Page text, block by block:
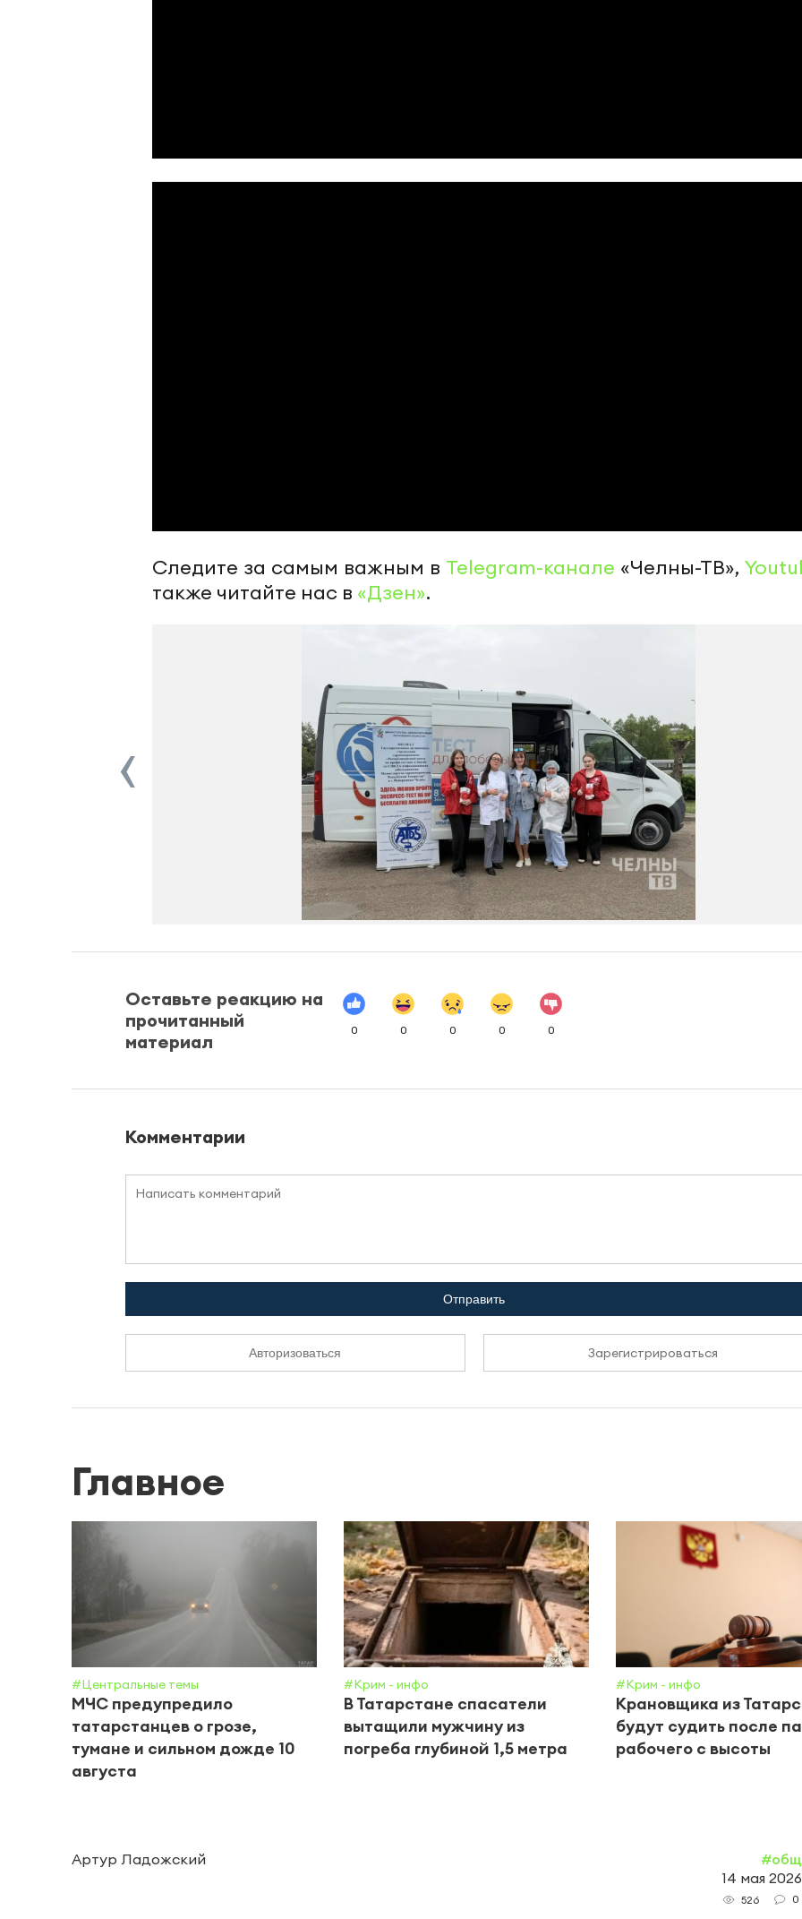
Следите за самым важным в Telegram-канале «Челны-ТВ»,
также читайте нас в «Дзен».
‹
Оставьте реакцию на
прочитанный
материал
0 0 0 0 0
Комментарии
Отправить
Авторизоваться Зарегистрироваться
Главное
#Центральные темы
МЧС предупредило
татарстанцев о грозе,
тумане и сильном дожде 10
августа
#Крим - инфо
В Татарстане спасатели
вытащили мужчину из
погреба глубиной 1,5 метра
#Крим - инфо
Крановщика из
будут судить после
рабочего с высоты
Артур Ладожский
14 мая
526 0